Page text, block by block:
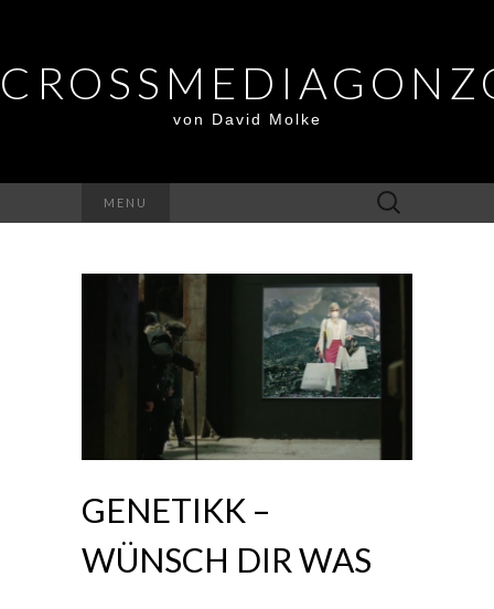
von David Molke
MENU
Suche
nach:
GENETIKK –
WÜNSCH DIR WAS